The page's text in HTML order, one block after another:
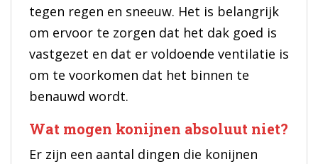
tegen regen en sneeuw. Het is belangrijk
om ervoor te zorgen dat het dak goed is
vastgezet en dat er voldoende ventilatie is
om te voorkomen dat het binnen te
benauwd wordt.
Wat mogen konijnen absoluut niet?
Er zijn een aantal dingen die konijnen